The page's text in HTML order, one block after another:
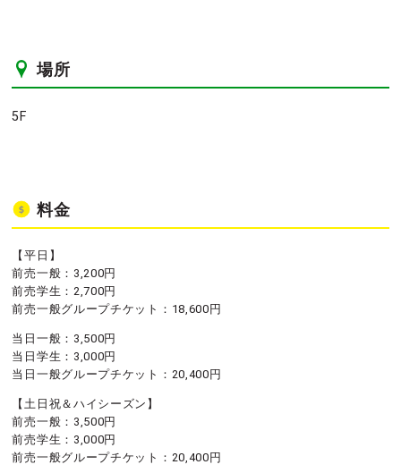
場所
5F
料金
【平日】
前売一般：3,200円
前売学生：2,700円
前売一般グループチケット：18,600円
当日一般：3,500円
当日学生：3,000円
当日一般グループチケット：20,400円
【土日祝＆ハイシーズン】
前売一般：3,500円
前売学生：3,000円
前売一般グループチケット：20,400円